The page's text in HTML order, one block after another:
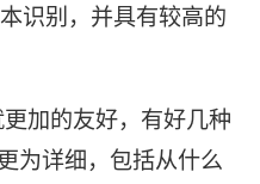
识别，并具有较高的
加的友好，有好几种
为详细，包括从什么